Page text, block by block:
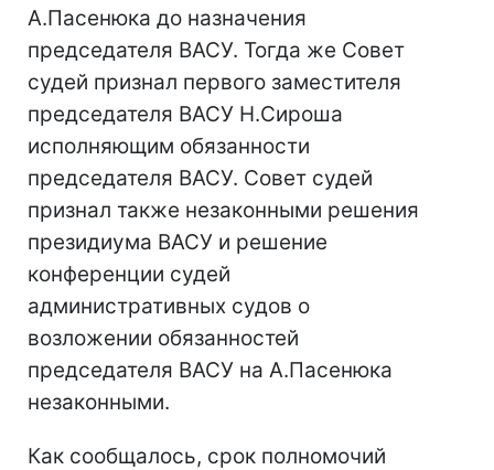
А.Пасенюка до назначения
председателя ВАСУ. Тогда же Совет
судей признал первого заместителя
председателя ВАСУ Н.Сироша
исполняющим обязанности
председателя ВАСУ. Совет судей
признал также незаконными решения
президиума ВАСУ и решение
конференции судей
административных судов о
возложении обязанностей
председателя ВАСУ на А.Пасенюка
незаконными.
Как сообщалось, срок полномочий